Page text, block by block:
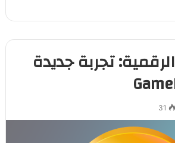
عملة NOT الرقمية: تجربة جديدة
31